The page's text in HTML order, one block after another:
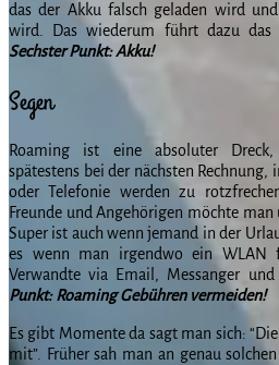
das der Akku falsch geladen wird
wird. Das wiederum führt dazu das
Sechster Punkt: Akku!
Segen
Roaming ist eine absoluter
spätestens bei der nächsten
oder Telefonie werden zu
Freunde und Angehörigen möchte
Super ist auch wenn jemand in der
es wenn man irgendwo ein WLAN
Verwandte via Email, Messanger
Punkt: Roaming Gebühren vermeiden!
Es gibt Momente da sagt man sich:
mit”. Früher sah man an genau